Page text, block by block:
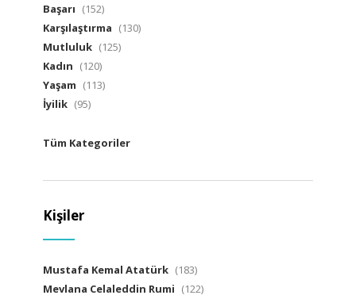
Başarı (152)
Karşılaştırma (130)
Mutluluk (125)
Kadın (120)
Yaşam (113)
İyilik (95)
Tüm Kategoriler
Kişiler
Mustafa Kemal Atatürk (183)
Mevlana Celaleddin Rumi (122)